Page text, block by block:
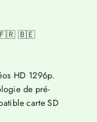
🇫🇷 🇧🇪
HD 1296p.
de pré-
carte SD